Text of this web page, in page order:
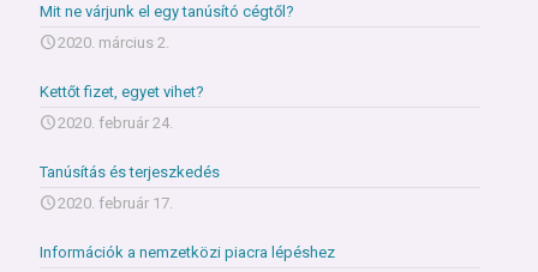
Mit ne várjunk el egy tanúsító cégtől?
2020. március 2.
Kettőt fizet, egyet vihet?
2020. február 24.
Tanúsítás és terjeszkedés
2020. február 17.
Információk a nemzetközi piacra lépéshez